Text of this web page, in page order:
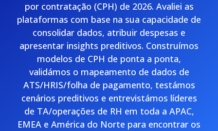
por contratação (CPH) de 2026. Avaliei as
plataformas com base na sua capacidade de
consolidar dados, atribuir despesas e
apresentar insights preditivos. Construímos
modelos de CPH de ponta a ponta,
validámos o mapeamento de dados de
ATS/HRIS/folha de pagamento, testámos
cenários preditivos e entrevistámos líderes
de TA/operações de RH em toda a APAC,
EMEA e América do Norte para encontrar os